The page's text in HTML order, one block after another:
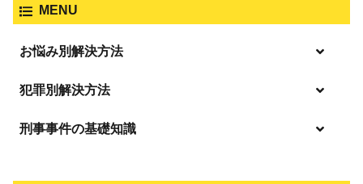
MENU
お悩み別解決方法
逮捕の不安や悩み
犯罪別解決方法
事件別－暴力事件
刑事事件の基礎知識